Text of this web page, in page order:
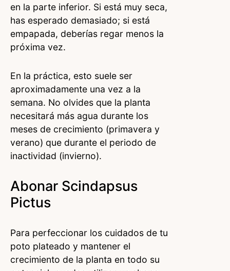
en la parte inferior. Si está muy seca,
has esperado demasiado; si está
empapada, deberías regar menos la
próxima vez.
En la práctica, esto suele ser
aproximadamente una vez a la
semana. No olvides que la planta
necesitará más agua durante los
meses de crecimiento (primavera y
verano) que durante el periodo de
inactividad (invierno).
Abonar Scindapsus
Pictus
Para perfeccionar los cuidados de tu
poto plateado y mantener el
crecimiento de la planta en todo su